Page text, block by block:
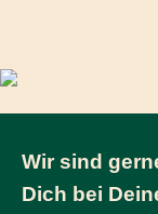
Wir sind
Dich bei